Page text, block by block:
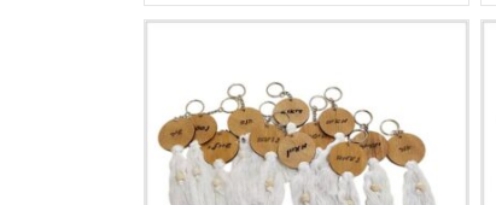
מספר
האפשרויות